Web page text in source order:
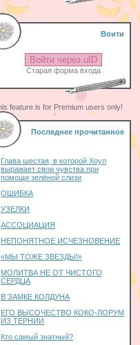
Воити
Войти через uID
Старая форма входа
feature is for Premium users only!
Последнее прочитанное
Глава шестая, в которой Хоул
выражает свои чувства при
помощи зелёной слизи
ОШИБКА
УЗЕЛКИ
АССОЦИАЦИЯ
НЕПОНЯТНОЕ ИСЧЕЗНОВЕНИЕ
«МЫ ТОЖЕ ЗВЕЗДЫ!»
МОЛИТВА НЕ ОТ ЧИСТОГО
СЕРДЦА
В ЗАМКЕ КОЛДУНА
ЕГО ВЫСОЧЕСТВО КОКО-ЛОРУМ
ИЗ ТЕРНИИ
Кто самый знатный?